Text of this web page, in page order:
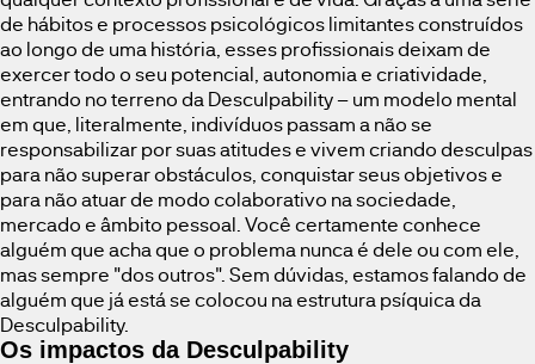
de hábitos e processos psicológicos limitantes construídos
ao longo de uma história, esses profissionais deixam de
exercer todo o seu potencial, autonomia e criatividade,
entrando no terreno da Desculpability – um modelo mental
em que, literalmente, indivíduos passam a não se
responsabilizar por suas atitudes e vivem criando desculpas
para não superar obstáculos, conquistar seus objetivos e
para não atuar de modo colaborativo na sociedade,
mercado e âmbito pessoal. Você certamente conhece
alguém que acha que o problema nunca é dele ou com ele,
mas sempre "dos outros". Sem dúvidas, estamos falando de
alguém que já está se colocou na estrutura psíquica da
Desculpability.
Os impactos da Desculpability